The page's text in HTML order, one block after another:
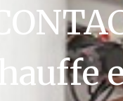
chauffe